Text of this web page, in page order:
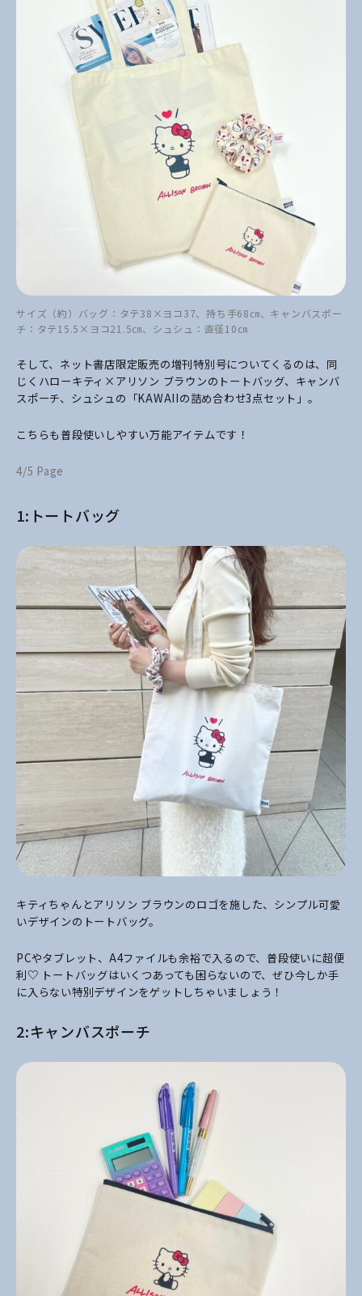
サイズ（約）バッグ：タテ38×ヨコ37、持ち手68㎝、キャンバスポー
チ：タテ15.5×ヨコ21.5㎝、シュシュ：直径10㎝
そして、ネット書店限定販売の増刊特別号についてくるのは、同
じくハローキティ×アリソン ブラウンのトートバッグ、キャンバ
スポーチ、シュシュの「KAWAIIの詰め合わせ3点セット」。
こちらも普段使いしやすい万能アイテムです！
4/5 Page
1:トートバッグ
キティちゃんとアリソン ブラウンのロゴを施した、シンプル可愛
いデザインのトートバッグ。
PCやタブレット、A4ファイルも余裕で入るので、普段使いに超便
利♡ トートバッグはいくつあっても困らないので、ぜひ今しか手
に入らない特別デザインをゲットしちゃいましょう！
2:キャンバスポーチ